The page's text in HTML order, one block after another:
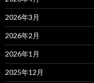
2026年3月
2026年2月
2026年1月
2025年12月